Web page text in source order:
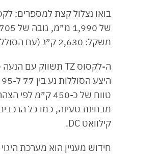
משקל: 2,630 ק״ג (עם הסוללה בקיבולת 95.82 קוט״ש).
קילוואט DC.